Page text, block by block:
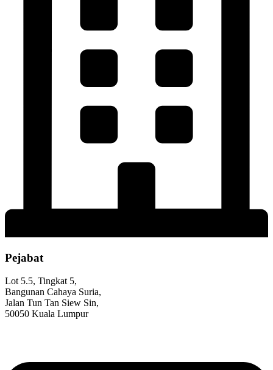
Pejabat
Lot 5.5, Tingkat 5,
Bangunan Cahaya Suria,
Jalan Tun Tan Siew Sin,
50050 Kuala Lumpur